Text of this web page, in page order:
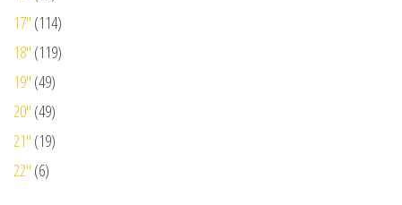
17" (114)
18" (119)
19" (49)
20" (49)
21" (19)
22" (6)